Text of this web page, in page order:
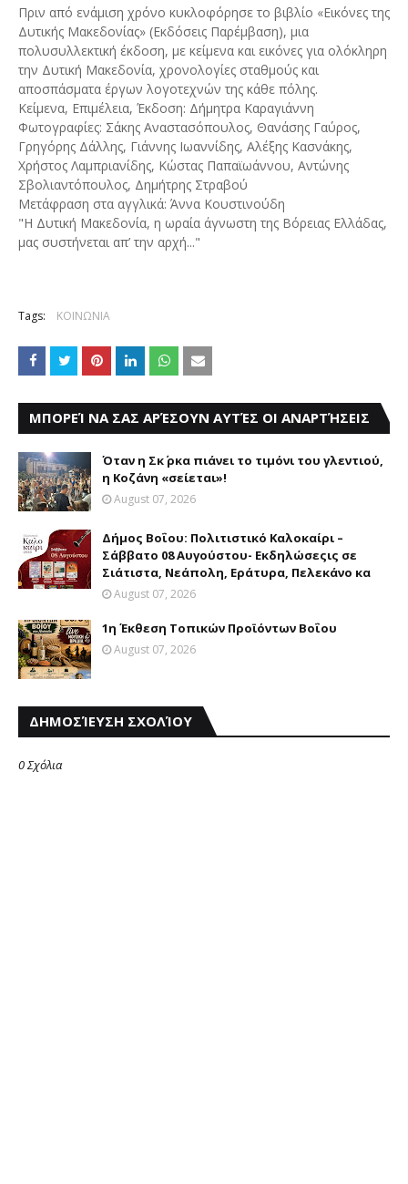
Πριν από ενάμιση χρόνο κυκλοφόρησε το βιβλίο «Εικόνες της
Δυτικής Μακεδονίας» (Εκδόσεις Παρέμβαση), μια
πολυσυλλεκτική έκδοση, με κείμενα και εικόνες για ολόκληρη
την Δυτική Μακεδονία, χρονολογίες σταθμούς και
αποσπάσματα έργων λογοτεχνών της κάθε πόλης.
Κείμενα, Επιμέλεια, Έκδοση: Δήμητρα Καραγιάννη
Φωτογραφίες: Σάκης Αναστασόπουλος, Θανάσης Γαύρος,
Γρηγόρης Δάλλης, Γιάννης Ιωαννίδης, Αλέξης Κασνάκης,
Χρήστος Λαμπριανίδης, Κώστας Παπαϊωάννου, Αντώνης
Σβολιαντόπουλος, Δημήτρης Στραβού
Μετάφραση στα αγγλικά: Άννα Κουστινούδη
"Η Δυτική Μακεδονία, η ωραία άγνωστη της Βόρειας Ελλάδας,
μας συστήνεται απ’ την αρχή..."
Tags: ΚΟΙΝΩΝΙΑ
ΜΠΟΡΕΊ ΝΑ ΣΑΣ ΑΡΈΣΟΥΝ ΑΥΤΈΣ ΟΙ ΑΝΑΡΤΉΣΕΙΣ
Όταν η Σκ΄ ρκα πιάνει το τιμόνι του γλεντιού,
η Κοζάνη «σείεται»!
August 07, 2026
Δήμος Βοΐου: Πολιτιστικό Καλοκαίρι –
Σάββατο 08 Αυγούστου- Eκδηλώσεςις σε
Σιάτιστα, Νεάπολη, Εράτυρα, Πελεκάνο κα
August 07, 2026
1η Έκθεση Τοπικών Προϊόντων Βοΐου
August 07, 2026
ΔΗΜΟΣΊΕΥΣΗ ΣΧΟΛΊΟΥ
0 Σχόλια